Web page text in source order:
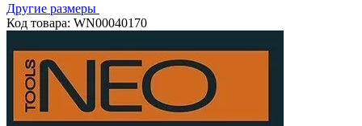
Другие размеры
Код товара: WN00040170